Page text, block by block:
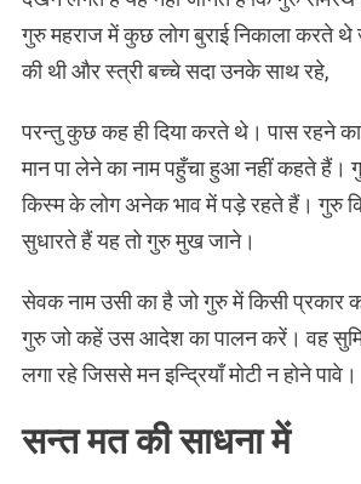
गुरु महराज में कुछ लोग बुराई निकाला करते थे
की थी और स्त्री बच्चे सदा उनके साथ रहे,
परन्तु कुछ कह ही दिया करते थे। पास रहने
मान पा लेने का नाम पहुँचा हुआ नहीं कहते हैं।
किस्म के लोग अनेक भाव में पड़े रहते हैं। गुरु
सुधारते हैं यह तो गुरु मुख जाने।
सेवक नाम उसी का है जो गुरु में किसी
गुरु जो कहें उस आदेश का पालन करें। वह
लगा रहे जिससे मन इन्द्रियाँ मोटी न होने पावे।
सन्त मत की साधना में